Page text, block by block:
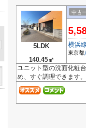
5LDK
140.45㎡
中古
横浜線
東京都
ユニット型の洗面化粧
め、すぐ調理できます